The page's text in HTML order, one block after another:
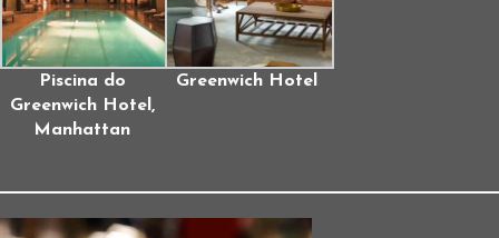
Piscina do
Greenwich Hotel,
Manhattan
Greenwich Hotel